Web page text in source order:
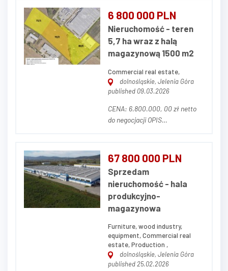
sieciowi. Podpisane umowy
długoterminowe, w kilku
przypadkach. - trzeci raz na 10
lat. Więcej informacji
telefonicznie Zdjęcie poglądowe
6 800 000 PLN
Nieruchomość - teren
5,7 ha wraz z halą
magazynową 1500 m2
Commercial real estate,
dolnośląskie, Jelenia Góra
published 09.03.2026
CENA: 6.800.000, 00 zł netto
do negocjacji OPIS
gruntowa zabudowana
składająca się z trzech działek
ewidencyjnych o numerach 72/1,
72/2, 80,6 o łącznej powierzchni
5,7030 ha, położnych w J...
67 800 000 PLN
Sprzedam
nieruchomość - hala
produkcyjno-
magazynowa
Furniture, wood industry,
equipment, Commercial real
estate, Production ,
dolnośląskie, Jelenia Góra
published 25.02.2026